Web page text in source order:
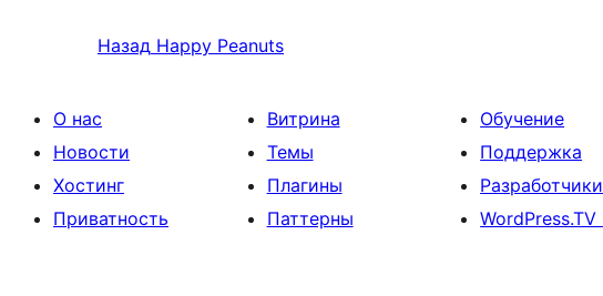
Назад Happy Peanuts
О нас
Новости
Хостинг
Приватность
Витрина
Темы
Плагины
Паттерны
Обучение
Поддержка
Разработчики
WordPress.TV